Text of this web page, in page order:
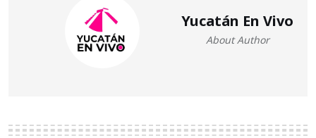
Yucatán En Vivo
About Author